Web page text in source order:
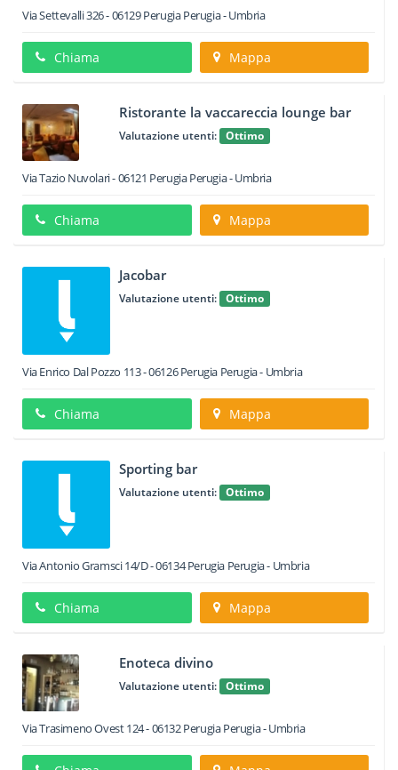
Via Settevalli 326-06129PerugiaPerugia -Umbria
Chiama Mappa
Ristorante la vaccareccia lounge bar
Valutazione utenti: Ottimo
Via Tazio Nuvolari-06121 PerugiaPerugia -Umbria
Chiama Mappa
Jacobar
Valutazione utenti: Ottimo
Via Enrico Dal Pozzo 113-06126 Perugia Perugia - Umbria
Chiama Mappa
Sporting bar
Valutazione utenti: Ottimo
Via Antonio Gramsci 14/D-06134 Perugia Perugia - Umbria
Chiama Mappa
Enoteca divino
Valutazione utenti: Ottimo
Via Trasimeno Ovest 124-06132PerugiaPerugia -Umbria